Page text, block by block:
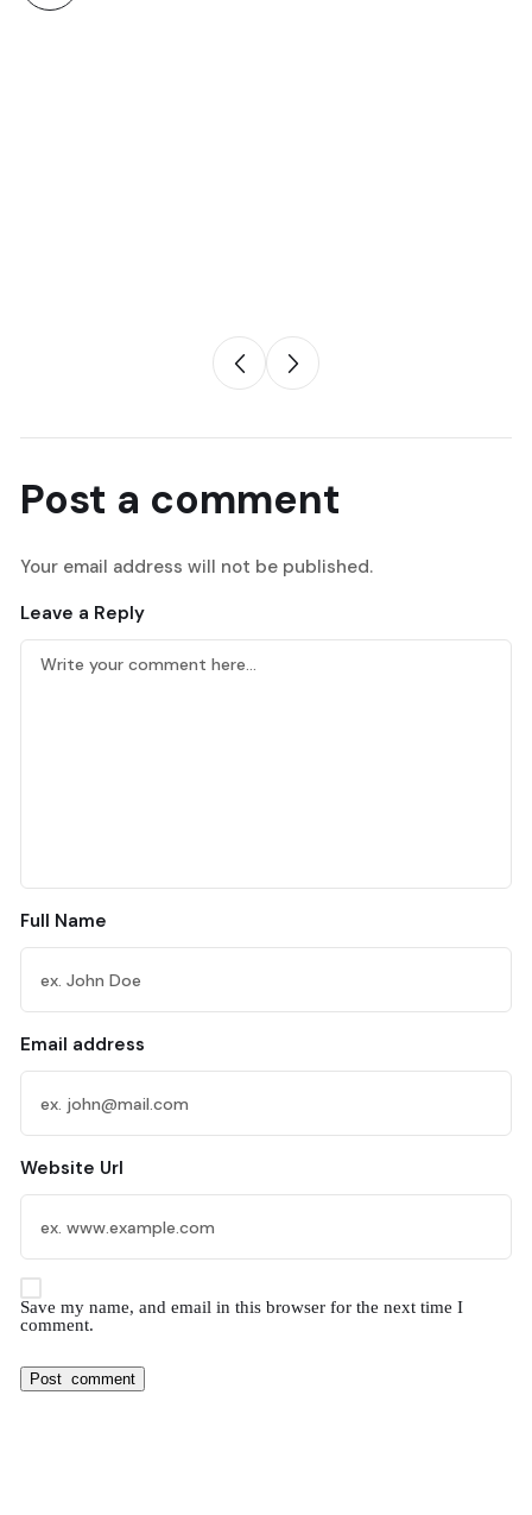
Post a comment
Your email address will not be published.
Leave a Reply
Full Name
Email address
Website Url
Save my name, and email in this browser for the next time I
comment.